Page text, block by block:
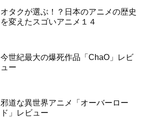
オタクが選ぶ！？日本のアニメの歴史
を変えたスゴいアニメ１４
今世紀最大の爆死作品「ChaO」レビ
ュー
邪道な異世界アニメ「オーバーロー
ド」レビュー